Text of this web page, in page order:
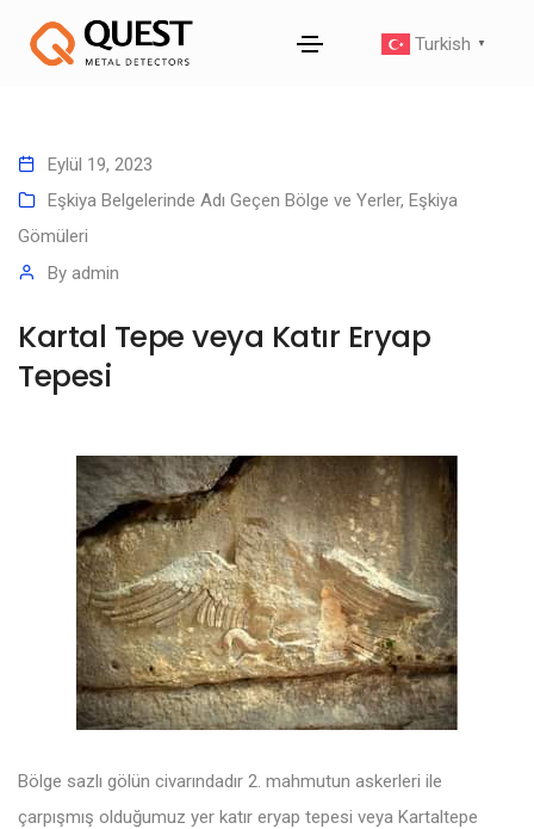
Turkish ▼
Eylül 19, 2023
Eşkiya Belgelerinde Adı Geçen Bölge ve Yerler, Eşkiya
Gömüleri
By admin
Kartal Tepe veya Katır Eryap
Tepesi
Bölge sazlı gölün civarındadır 2. mahmutun askerleri ile
çarpışmış olduğumuz yer katır eryap tepesi veya Kartaltepe